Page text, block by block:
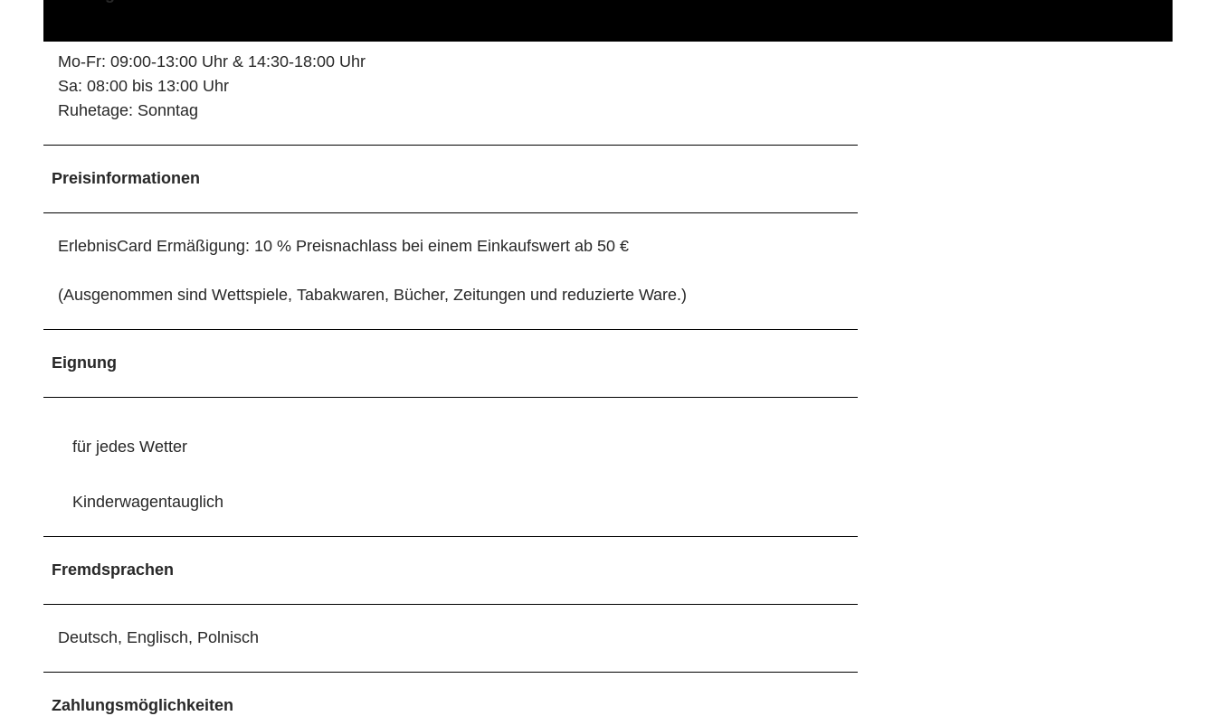
i
e
n
Mo-Fr: 09:00-13:00 Uhr & 14:30-18:00 Uhr
Sa: 08:00 bis 13:00 Uhr
Ruhetage: Sonntag
Preisinformationen
ErlebnisCard Ermäßigung: 10 % Preisnachlass bei einem Einkaufswert ab 50 €
(Ausgenommen sind Wettspiele, Tabakwaren, Bücher, Zeitungen und reduzierte Ware.)
Eignung
für jedes Wetter
Kinderwagentauglich
Fremdsprachen
Deutsch, Englisch, Polnisch
Zahlungsmöglichkeiten